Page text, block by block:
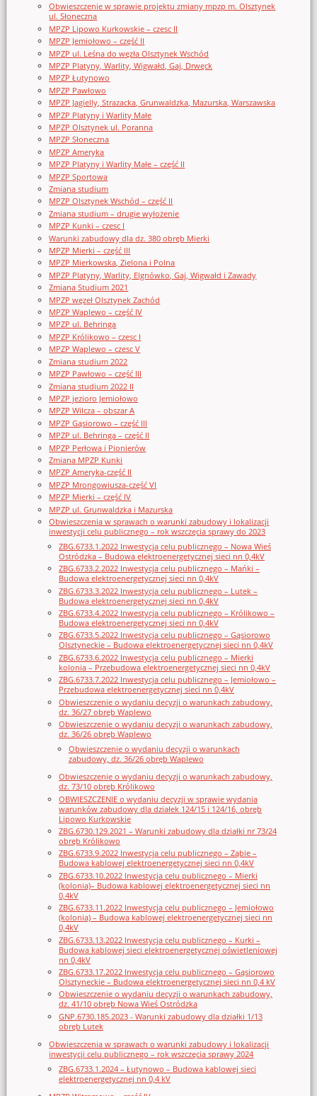
Obwieszczenie w sprawie projektu zmiany mpzp m. Olsztynek
ul. Słoneczna
MPZP Lipowo Kurkowskie – czesc II
MPZP Jemiołowo – część II
MPZP ul. Leśna do węzła Olsztynek Wschód
MPZP Platyny, Warlity, Wigwałd, Gaj, Drwęck
MPZP Łutynowo
MPZP Pawłowo
MPZP Jagielly, Strazacka, Grunwaldzka, Mazurska, Warszawska
MPZP Platyny i Warlity Małe
MPZP Olsztynek ul. Poranna
MPZP Słoneczna
MPZP Ameryka
MPZP Platyny i Warlity Małe – część II
MPZP Sportowa
Zmiana studium
MPZP Olsztynek Wschód – część II
Zmiana studium – drugie wyłożenie
MPZP Kunki – czesc I
Warunki zabudowy dla dz. 380 obręb Mierki
MPZP Mierki – część III
MPZP Mierkowska, Zielona i Polna
MPZP Platyny, Warlity, Elgnówko, Gaj, Wigwałd i Zawady
Zmiana Studium 2021
MPZP węzeł Olsztynek Zachód
MPZP Waplewo – część IV
MPZP ul. Behringa
MPZP Królikowo – czesc I
MPZP Waplewo – czesc V
Zmiana studium 2022
MPZP Pawłowo – część III
Zmiana studium 2022 II
MPZP jezioro Jemiołowo
MPZP Wilcza – obszar A
MPZP Gąsiorowo – część III
MPZP ul. Behringa – część II
MPZP Perłowa i Pionierów
Zmiana MPZP Kunki
MPZP Ameryka-część II
MPZP Mrongowiusza-część VI
MPZP Mierki – część IV
MPZP ul. Grunwaldzka i Mazurska
Obwieszczenia w sprawach o warunki zabudowy i lokalizacji
inwestycji celu publicznego – rok wszczęcia sprawy do 2023
ZBG.6733.1.2022 Inwestycja celu publicznego – Nowa Wieś
Ostródzka – Budowa elektroenergetycznej sieci nn 0,4kV
ZBG.6733.2.2022 Inwestycja celu publicznego – Mańki –
Budowa elektroenergetycznej sieci nn 0,4kV
ZBG.6733.3.2022 Inwestycja celu publicznego – Lutek –
Budowa elektroenergetycznej sieci nn 0,4kV
ZBG.6733.4.2022 Inwestycja celu publicznego – Królikowo –
Budowa elektroenergetycznej sieci nn 0,4kV
ZBG.6733.5.2022 Inwestycja celu publicznego – Gąsiorowo
Olsztyneckie – Budowa elektroenergetycznej sieci nn 0,4kV
ZBG.6733.6.2022 Inwestycja celu publicznego – Mierki
kolonia – Przebudowa elektroenergetycznej sieci nn 0,4kV
ZBG.6733.7.2022 Inwestycja celu publicznego – Jemiołowo –
Przebudowa elektroenergetycznej sieci nn 0,4kV
Obwieszczenie o wydaniu decyzji o warunkach zabudowy,
dz. 36/27 obręb Waplewo
Obwieszczenie o wydaniu decyzji o warunkach zabudowy,
dz. 36/26 obręb Waplewo
Obwieszczenie o wydaniu decyzji o warunkach
zabudowy, dz. 36/26 obręb Waplewo
Obwieszczenie o wydaniu decyzji o warunkach zabudowy,
dz. 73/10 obręb Królikowo
OBWIESZCZENIE o wydaniu decyzji w sprawie wydania
warunków zabudowy dla działek 124/15 i 124/16, obręb
Lipowo Kurkowskie
ZBG.6730.129.2021 – Warunki zabudowy dla działki nr 73/24
obręb Królikowo
ZBG.6733.9.2022 Inwestycja celu publicznego – Ząbie –
Budowa kablowej elektroenergetycznej sieci nn 0,4kV
ZBG.6733.10.2022 Inwestycja celu publicznego – Mierki
(kolonia)– Budowa kablowej elektroenergetycznej sieci nn
0,4kV
ZBG.6733.11.2022 Inwestycja celu publicznego – Jemiołowo
(kolonia) – Budowa kablowej elektroenergetycznej sieci nn
0,4kV
ZBG.6733.13.2022 Inwestycja celu publicznego – Kurki –
Budowa kablowej sieci elektroenergetycznej oświetleniowej
nn 0,4kV
ZBG.6733.17.2022 Inwestycja celu publicznego – Gąsiorowo
Olsztyneckie – Budowa elektroenergetycznej sieci nn 0,4 kV
Obwieszczenie o wydaniu decyzji o warunkach zabudowy,
dz. 41/10 obręb Nowa Wieś Ostródzka
GNP.6730.185.2023 - Warunki zabudowy dla działki 1/13
obręb Lutek
Obwieszczenia w sprawach o warunki zabudowy i lokalizacji
inwestycji celu publicznego – rok wszczęcia sprawy 2024
ZBG.6733.1.2024 – Łutynowo – Budowa kablowej sieci
elektroenergetycznej nn 0,4 kV